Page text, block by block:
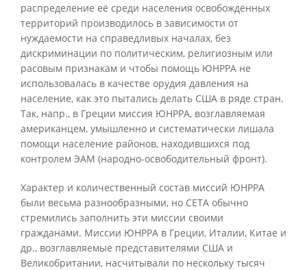
распределение её среди населения освобождённых
территорий производилось в зависимости от
нуждаемости на справедливых началах, без
дискриминации по политическим, религиозным или
расовым признакам и чтобы помощь ЮНРРА не
использовалась в качестве орудия давления на
население, как это пытались делать США в ряде стран.
Так, напр., в Греции миссия ЮНРРА, возглавляемая
американцем, умышленно и систематически лишала
помощи население районов, находившихся под
контролем ЭАМ (народно-освободительный фронт).
Характер и количественный состав миссий ЮНРРА
были весьма разнообразными, но СЕТА обычно
стремились заполнить эти миссии своими
гражданами. Миссии ЮНРРА в Греции, Италии, Китае и
др., возглавляемые представителями США и
Великобритании, насчитывали по нескольку тысяч